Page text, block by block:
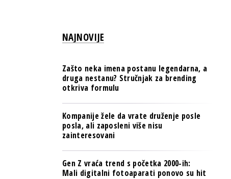
PULS REGIONA
NOVO NA RAFU
NAJNOVIJE
Zašto neka imena postanu legendarna, a
druga nestanu? Stručnjak za brending
otkriva formulu
Kompanije žele da vrate druženje posle
posla, ali zaposleni više nisu
zainteresovani
Gen Z vraća trend s početka 2000-ih:
Mali digitalni fotoaparati ponovo su hit